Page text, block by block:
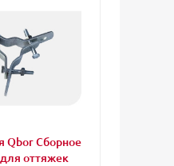
Qbor Сборное
оттяжек